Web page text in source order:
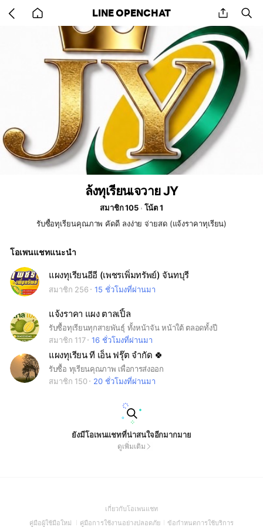
back
home
LINE OPENCHAT share
ล้งทุเรียนเจวาย JY
สมาชิก 105
โน้ต 1
รับซื้อทุเรียนคุณภาพ คัดดี ลงง่าย จ่ายสด (แจ้งราคาทุเรียน)
โอเพนแชทแนะนำ
แผงทุเรียนอีอี (เพชรเพิ่มทรัพย์) จันทบุรี
สมาชิก 256 15 ชั่วโมงที่ผ่านมา
แจ้งราคา แผง ตาลเปิ้ล
รับซื้อทุเรียนทุกสายพันธุ์ ทั้งหน้าจัน หน้าใต้ ตลอดทั้งปี
สมาชิก 117
16 ชั่วโมงที่ผ่านมา
แผงทุเรียน ที เอ็น ฟรุ๊ต จำกัด 🍀
รับซื้อ ทุเรียนคุณภาพ เพื่อการส่งออก
สมาชิก 150
20 ชั่วโมงที่ผ่านมา
ยังมีโอเพนแชทที่น่าสนใจอีกมากมาย
ดูเพิ่มเติม
เกี่ยวกับโอเพนแชท(Open
in
คู่มือผู้ใช้มือใหม่ (Open
คู่มือการใช้งานอย่างปลอดภัย(Open
ข้อกำหนดการใช้บริการ(Open